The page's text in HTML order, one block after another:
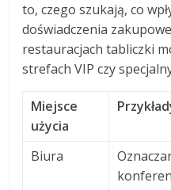
to, czego szukają, co
doświadczenia
restauracjach tabliczki
strefach VIP czy
Miejsce
użycia
Biura